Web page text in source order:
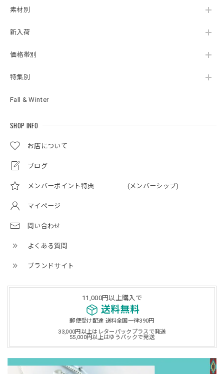
素材別
新入荷
価格帯別
特集別
Fall & Winter
SHOP INFO
お店について
ブログ
メンバーポイント特典─────(メンバーシップ)
マイページ
問い合わせ
よくある質問
ブランドサイト
11,000円以上購入で
送料無料
郵便受け配達 送料全国一律390円
33,000円以上はレターパックプラスで発送
55,000円以上はゆうパックで発送